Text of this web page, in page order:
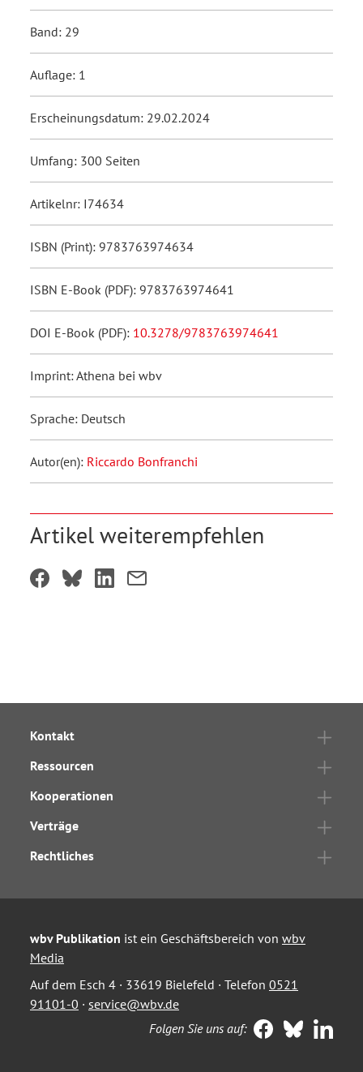
Band: 29
Auflage: 1
Erscheinungsdatum: 29.02.2024
Umfang: 300 Seiten
Artikelnr: I74634
ISBN (Print): 9783763974634
ISBN E-Book (PDF): 9783763974641
DOI E-Book (PDF): 10.3278/9783763974641
Imprint: Athena bei wbv
Sprache: Deutsch
Autor(en): Riccardo Bonfranchi
Artikel weiterempfehlen
Kontakt
Ressourcen
Kooperationen
Verträge
Rechtliches
wbv Publikation ist ein Geschäftsbereich von wbv
Media
Auf dem Esch 4 · 33619 Bielefeld · Telefon 0521
91101-0 · service@wbv.de
Folgen Sie uns auf: